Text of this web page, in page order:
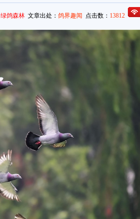
绿鸽森林文章出处： 鸽界趣闻 点击数： 13812